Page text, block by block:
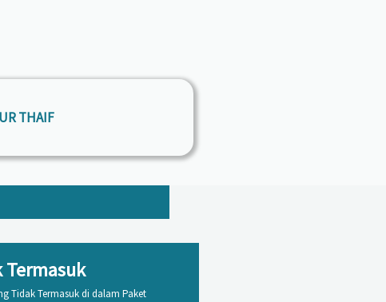
THAIF
Termasuk
Tidak Termasuk di dalam Paket